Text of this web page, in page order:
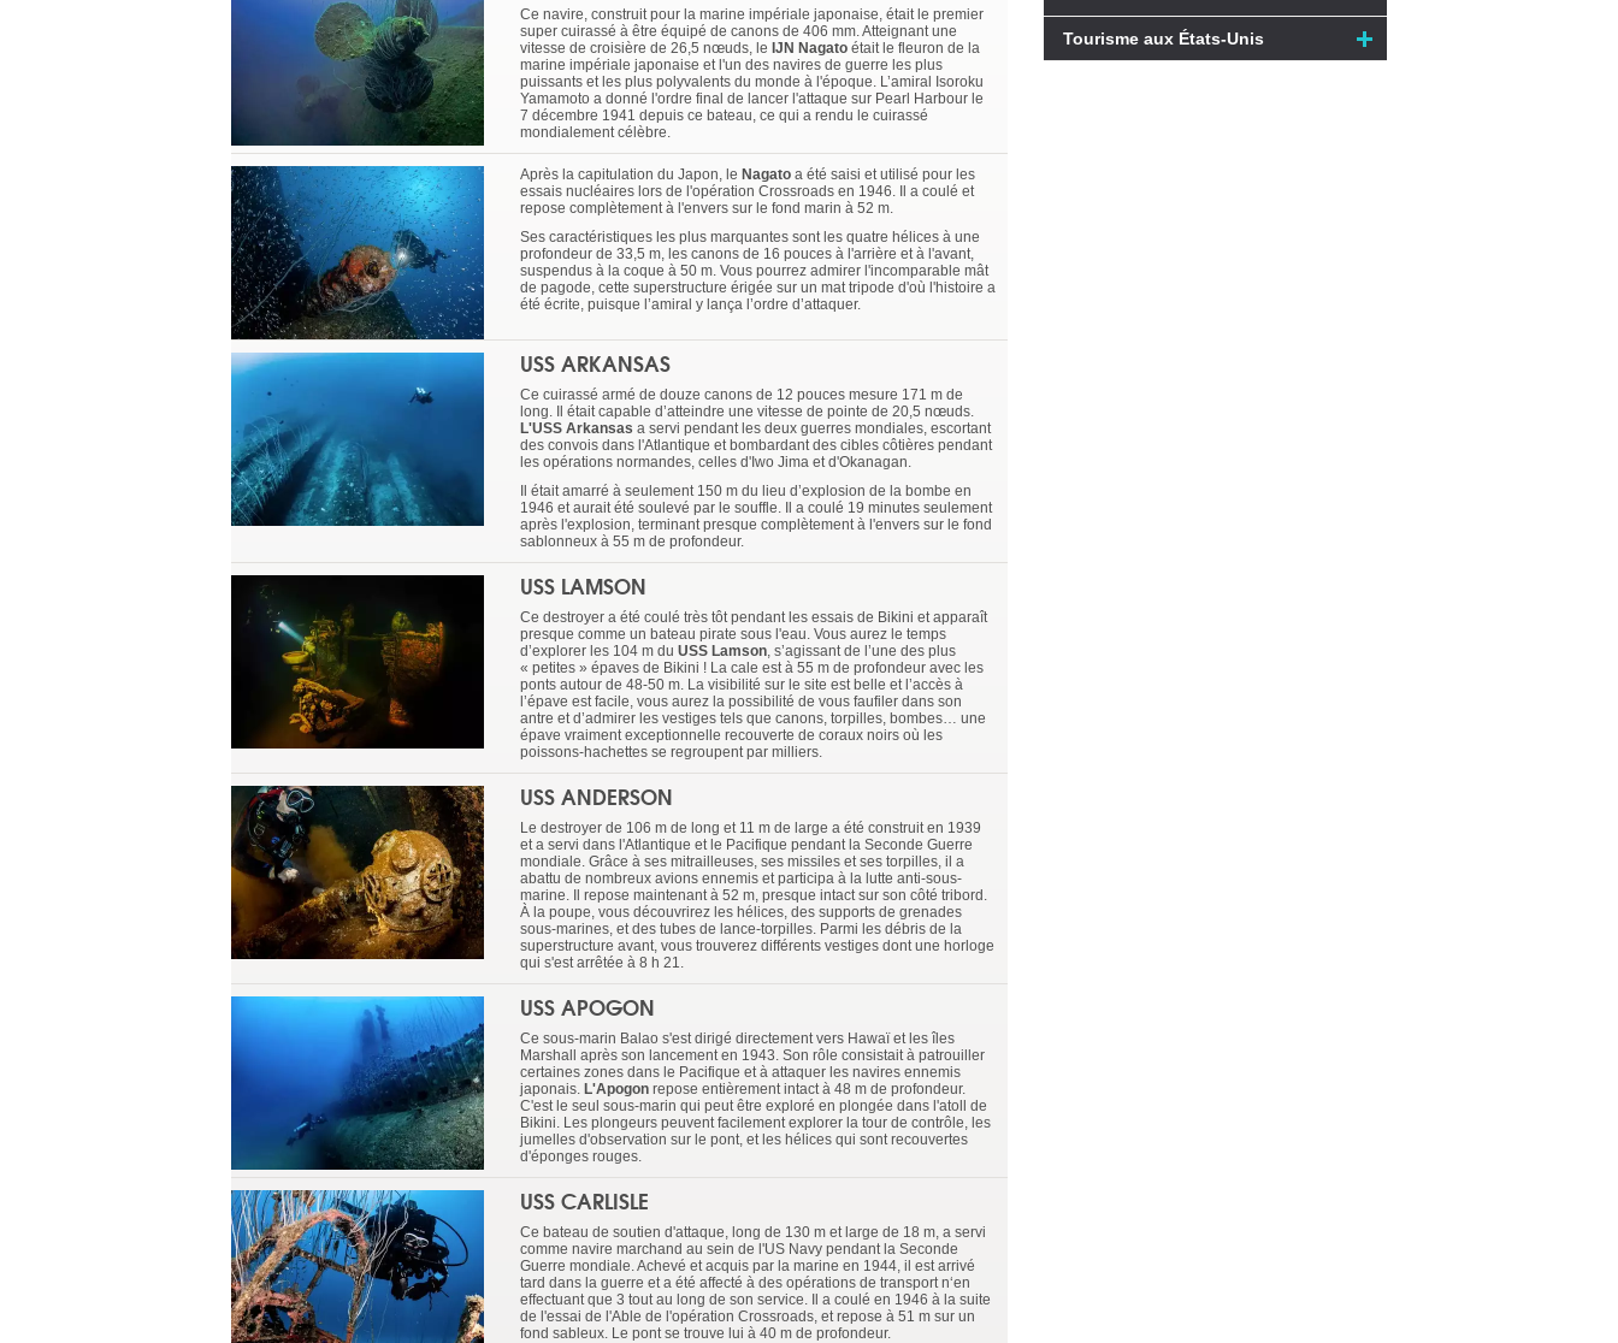
Ce navire, construit pour la marine impériale japonaise, était le premier
super cuirassé à être équipé de canons de 406 mm. Atteignant une
vitesse de croisière de 26,5 nœuds, le IJN Nagato était le fleuron de la
marine impériale japonaise et l'un des navires de guerre les plus
puissants et les plus polyvalents du monde à l'époque. L’amiral Isoroku
Yamamoto a donné l'ordre final de lancer l'attaque sur Pearl Harbour le
7 décembre 1941 depuis ce bateau, ce qui a rendu le cuirassé
mondialement célèbre.
Après la capitulation du Japon, le Nagato a été saisi et utilisé pour les
essais nucléaires lors de l'opération Crossroads en 1946. Il a coulé et
repose complètement à l'envers sur le fond marin à 52 m.
Ses caractéristiques les plus marquantes sont les quatre hélices à une
profondeur de 33,5 m, les canons de 16 pouces à l'arrière et à l'avant,
suspendus à la coque à 50 m. Vous pourrez admirer l'incomparable mât
de pagode, cette superstructure érigée sur un mat tripode d'où l'histoire a
été écrite, puisque l’amiral y lança l’ordre d’attaquer.
USS ARKANSAS
Ce cuirassé armé de douze canons de 12 pouces mesure 171 m de
long. Il était capable d’atteindre une vitesse de pointe de 20,5 nœuds.
L'USS Arkansas a servi pendant les deux guerres mondiales, escortant
des convois dans l'Atlantique et bombardant des cibles côtières pendant
les opérations normandes, celles d'Iwo Jima et d'Okanagan.
Il était amarré à seulement 150 m du lieu d’explosion de la bombe en
1946 et aurait été soulevé par le souffle. Il a coulé 19 minutes seulement
après l'explosion, terminant presque complètement à l'envers sur le fond
sablonneux à 55 m de profondeur.
USS LAMSON
Ce destroyer a été coulé très tôt pendant les essais de Bikini et apparaît
presque comme un bateau pirate sous l'eau. Vous aurez le temps
d’explorer les 104 m du USS Lamson, s’agissant de l’une des plus
« petites » épaves de Bikini ! La cale est à 55 m de profondeur avec les
ponts autour de 48-50 m. La visibilité sur le site est belle et l’accès à
l’épave est facile, vous aurez la possibilité de vous faufiler dans son
antre et d’admirer les vestiges tels que canons, torpilles, bombes… une
épave vraiment exceptionnelle recouverte de coraux noirs où les
poissons-hachettes se regroupent par milliers.
USS ANDERSON
Le destroyer de 106 m de long et 11 m de large a été construit en 1939
et a servi dans l'Atlantique et le Pacifique pendant la Seconde Guerre
mondiale. Grâce à ses mitrailleuses, ses missiles et ses torpilles, il a
abattu de nombreux avions ennemis et participa à la lutte anti-sous-
marine. Il repose maintenant à 52 m, presque intact sur son côté tribord.
À la poupe, vous découvrirez les hélices, des supports de grenades
sous-marines, et des tubes de lance-torpilles. Parmi les débris de la
superstructure avant, vous trouverez différents vestiges dont une horloge
qui s'est arrêtée à 8 h 21.
USS APOGON
Ce sous-marin Balao s'est dirigé directement vers Hawaï et les îles
Marshall après son lancement en 1943. Son rôle consistait à patrouiller
certaines zones dans le Pacifique et à attaquer les navires ennemis
japonais. L'Apogon repose entièrement intact à 48 m de profondeur.
C'est le seul sous-marin qui peut être exploré en plongée dans l'atoll de
Bikini. Les plongeurs peuvent facilement explorer la tour de contrôle, les
jumelles d'observation sur le pont, et les hélices qui sont recouvertes
d'éponges rouges.
USS CARLISLE
Ce bateau de soutien d'attaque, long de 130 m et large de 18 m, a servi
comme navire marchand au sein de l'US Navy pendant la Seconde
Guerre mondiale. Achevé et acquis par la marine en 1944, il est arrivé
tard dans la guerre et a été affecté à des opérations de transport n‘en
effectuant que 3 tout au long de son service. Il a coulé en 1946 à la suite
de l'essai de l'Able de l'opération Crossroads, et repose à 51 m sur un
fond sableux. Le pont se trouve lui à 40 m de profondeur.
Tourisme aux États-Unis